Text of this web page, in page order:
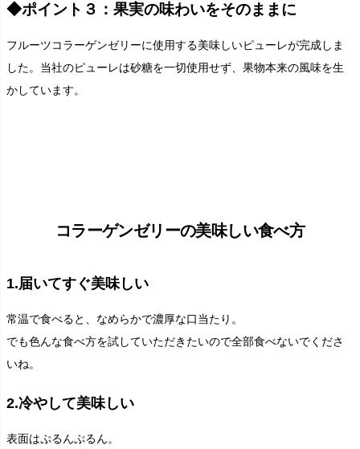
◆ポイント３：果実の味わいをそのままに
フルーツコラーゲンゼリーに使用する美味しいピューレが完成しま
した。当社のピューレは砂糖を一切使用せず、果物本来の風味を生
かしています。
コラーゲンゼリーの美味しい食べ方
1.届いてすぐ美味しい
常温で食べると、なめらかで濃厚な口当たり。
でも色んな食べ方を試していただきたいので全部食べないでくださ
いね。
2.冷やして美味しい
表面はぷるんぷるん。